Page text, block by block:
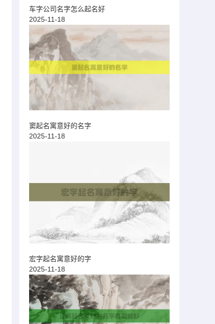
车字公司名字怎么起名好
2025-11-18
窦起名寓意好的名字
2025-11-18
宏字起名寓意好的字
2025-11-18